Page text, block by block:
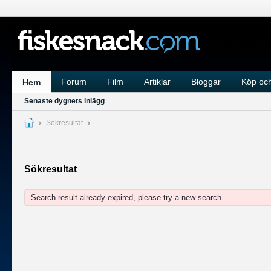
Hem Forum Film Artiklar Bloggar Köp
Senaste dygnets inlägg
Sökresultat
Sökresultat
Search result already expired, please try a new search.